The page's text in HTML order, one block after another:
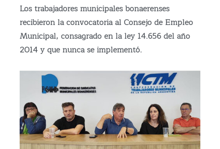
Los trabajadores municipales bonaerenses
recibieron la convocatoria al Consejo de Empleo
Municipal, consagrado en la ley 14.656 del año
2014 y que nunca se implementó.